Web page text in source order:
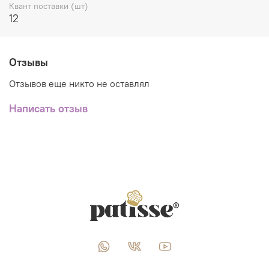
Квант поставки (шт)
12
Отзывы
Отзывов еще никто не оставлял
Написать отзыв